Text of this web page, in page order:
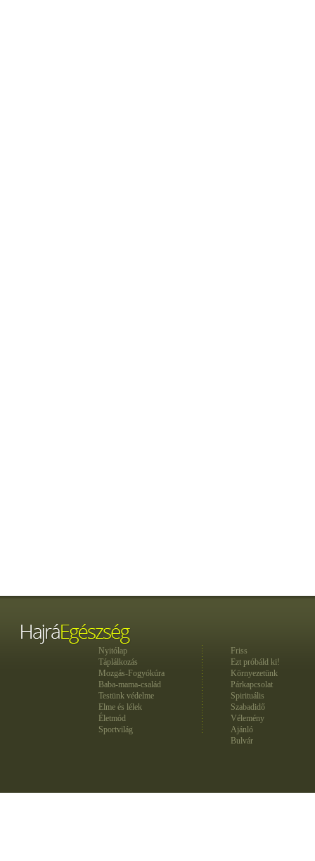
Nyitólap
Táplálkozás
Mozgás-Fogyókúra
Baba-mama-család
Testünk védelme
Elme és lélek
Életmód
Sportvilág
Friss
Ezt próbáld ki!
Környezetünk
Párkapcsolat
Spirituális
Szabadidő
Vélemény
Ajánló
Bulvár